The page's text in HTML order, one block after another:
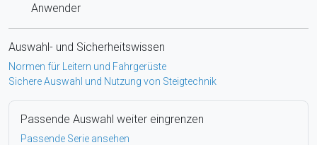
Anwender
Auswahl- und Sicherheitswissen
Normen für Leitern und Fahrgerüste
Sichere Auswahl und Nutzung von Steigtechnik
Passende Auswahl weiter eingrenzen
Passende Serie ansehen